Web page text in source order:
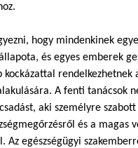
hogy mindenkinek
és egyes emberek
kockázattal rendelkezhetnek
A fenti tanácsok
aki személyre
és a magas
Az egészségügyi